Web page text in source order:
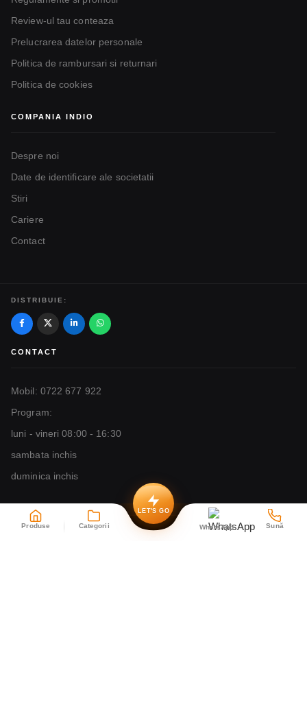
Review-ul tau conteaza
Prelucrarea datelor personale
Politica de rambursari si returnari
Politica de cookies
COMPANIA INDIO
Despre noi
Date de identificare ale societatii
Stiri
Cariere
Contact
DISTRIBUIE:
CONTACT
Mobil: 0722 677 922
Program:
luni - vineri 08:00 - 16:30
sambata inchis
duminica inchis
LET'S GO
Produse Categorii WhatsApp Sună